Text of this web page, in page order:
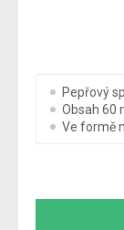
Pepřový
Obsah 60
Ve formě